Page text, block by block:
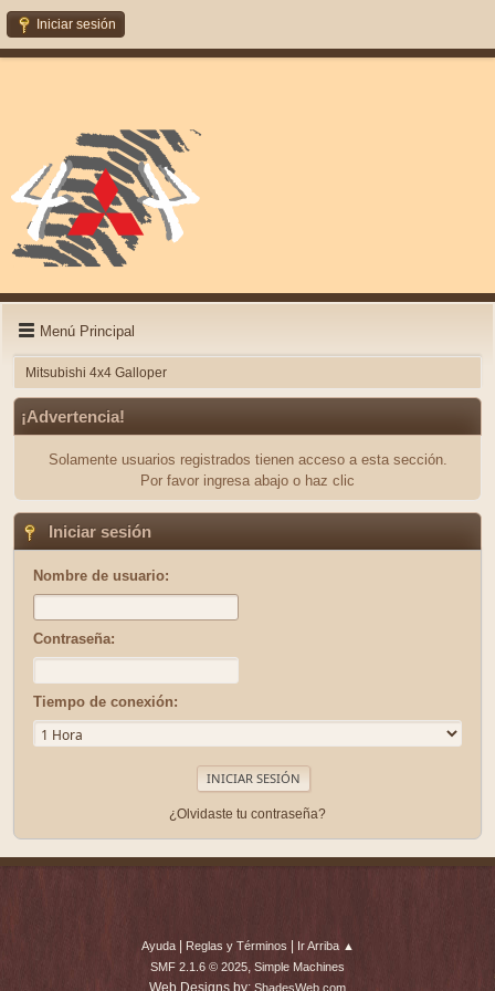
Iniciar sesión
Menú Principal
Mitsubishi 4x4 Galloper
¡Advertencia!
Solamente usuarios registrados tienen acceso a esta sección.
Por favor ingresa abajo o haz clic
Iniciar sesión
Nombre de usuario:
Contraseña:
Tiempo de conexión:
¿Olvidaste tu contraseña?
Ayuda| Reglas y Términos
Ir Arriba ▲
SMF 2.1.6 © 2025, Simple Machines
ShadesWeb.com